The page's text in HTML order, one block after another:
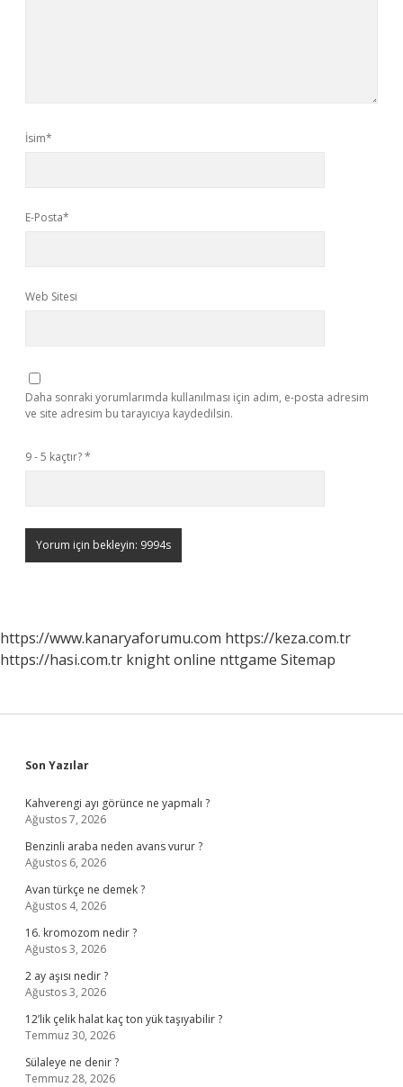
İsim*
E-Posta*
Web Sitesi
Daha sonraki yorumlarımda kullanılması için adım, e-posta adresim
ve site adresim bu tarayıcıya kaydedilsin.
9 - 5 kaçtır?*
https://www.kanaryaforumu.com https://keza.com.tr
https://hasi.com.tr knight online nttgame Sitemap
Sidebar
Son Yazılar
Kahverengi ayı görünce ne yapmalı ?
Ağustos 7, 2026
Benzinli araba neden avans vurur ?
Ağustos 6, 2026
Avan türkçe ne demek ?
Ağustos 4, 2026
16. kromozom nedir ?
Ağustos 3, 2026
2 ay aşısı nedir ?
Ağustos 3, 2026
12’lik çelik halat kaç ton yük taşıyabilir ?
Temmuz 30, 2026
Sülaleye ne denir ?
Temmuz 28, 2026